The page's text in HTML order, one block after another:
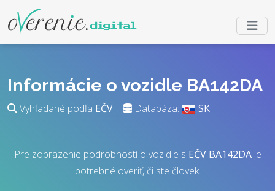
Informácie o vozidle BA142DA
Vyhľadané podľa EČV | Databáza: SK
Pre zobrazenie podrobností o vozidle s EČV BA142DAje
potrebné overiť, či ste človek.